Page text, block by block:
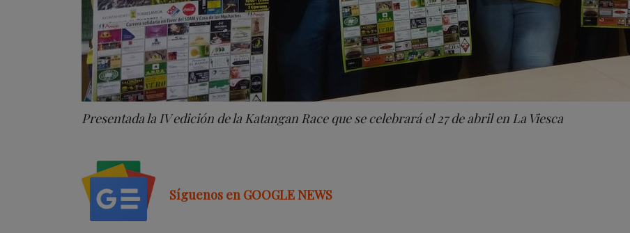
Presentada la IV edición de la Katangan Race que se celebrará el 27 de abril en La Viesca
Síguenos en GOOGLE NEWS